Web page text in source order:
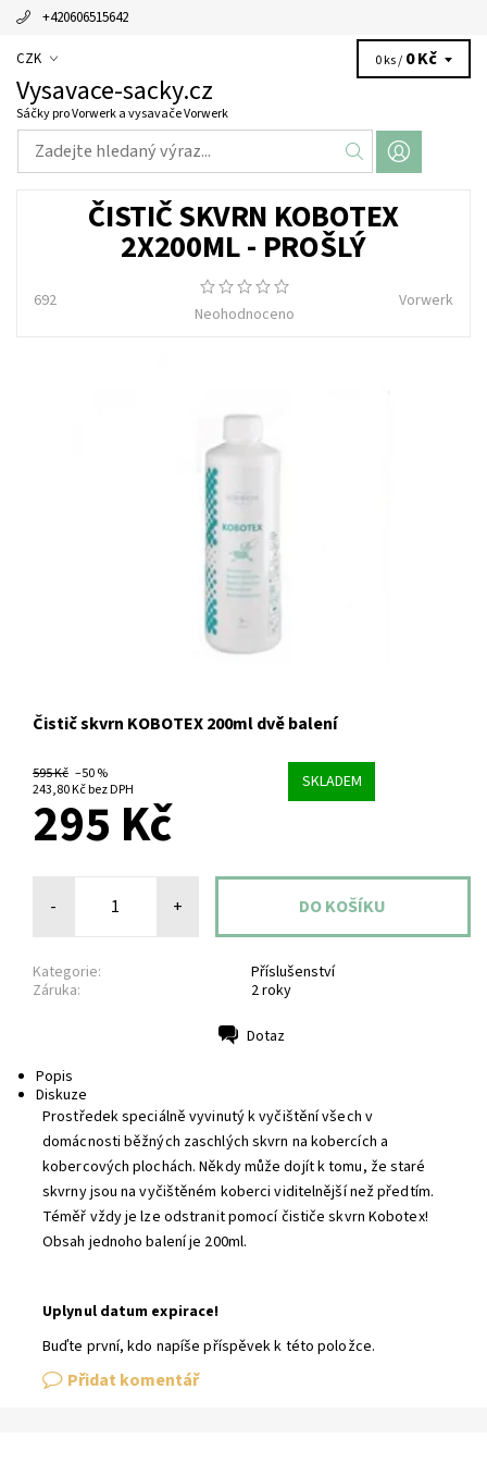
+420606515642
CZK
Vysavace-sacky.cz
Sáčky pro Vorwerk a vysavače Vorwerk
0 ks / 0 Kč
ČISTIČ SKVRN KOBOTEX
2X200ML - PROŠLÝ
692
Neohodnoceno
Vorwerk
Čistič skvrn KOBOTEX 200ml dvě balení
595 Kč –50 %
243,80 Kč bez DPH
SKLADEM
295 Kč
- +
Kategorie:
Příslušenství
Záruka:
2 roky
Dotaz
Popis
Diskuze
Prostředek speciálně vyvinutý k vyčištění všech v
domácnosti běžných zaschlých skvrn na kobercích a
kobercových plochách. Někdy může dojít k tomu, že staré
skvrny jsou na vyčištěném koberci viditelnější než předtím.
Téměř vždy je lze odstranit pomocí čističe skvrn Kobotex!
Obsah jednoho balení je 200ml.
Uplynul datum expirace!
Buďte první, kdo napíše příspěvek k této položce.
Přidat komentář